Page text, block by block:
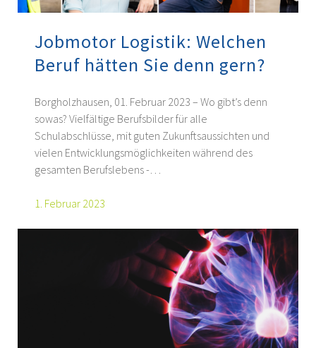
Jobmotor Logistik: Welchen
Beruf hätten Sie denn gern?
Borgholzhausen, 01. Februar 2023 – Wo gibt’s denn
sowas? Vielfältige Berufsbilder für alle
Schulabschlüsse, mit guten Zukunftsaussichten und
vielen Entwicklungsmöglichkeiten während des
gesamten Berufslebens -…
1. Februar 2023